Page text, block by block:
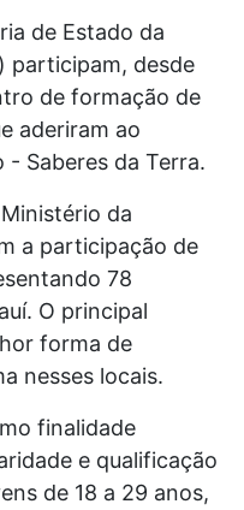
de Estado da
participam, desde
de formação de
aderiram ao
- Saberes da Terra.
da
a participação de
78
O principal
forma de
nesses locais.
finalidade
e qualificação
de 18 a 29 anos,